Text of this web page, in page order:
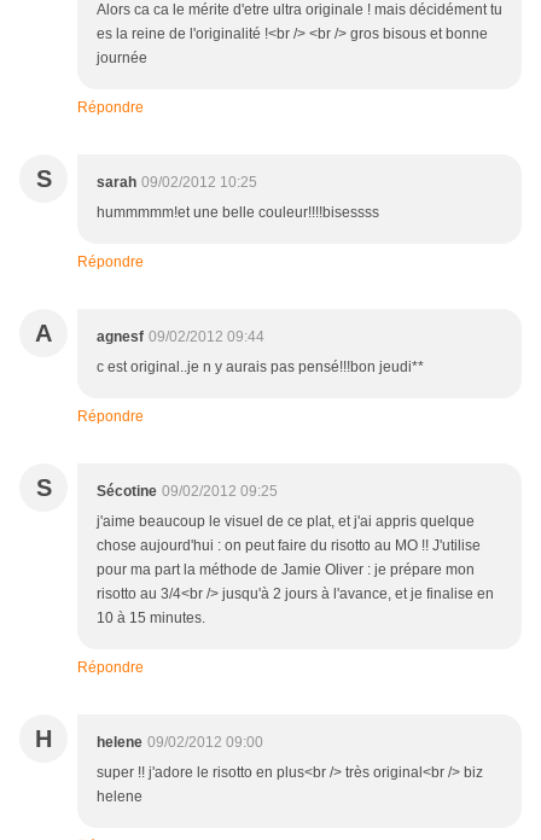
Alors ca ca le mérite d'etre ultra originale ! mais décidément tu
es la reine de l'originalité !<br /> <br /> gros bisous et bonne
journée
Répondre
S sarah 09/02/2012 10:25
hummmmm!et une belle couleur!!!!bisessss
Répondre
A agnesf 09/02/2012 09:44
c est original..je n y aurais pas pensé!!!bon jeudi**
Répondre
S Sécotine 09/02/2012 09:25
j'aime beaucoup le visuel de ce plat, et j'ai appris quelque
chose aujourd'hui : on peut faire du risotto au MO !! J'utilise
pour ma part la méthode de Jamie Oliver : je prépare mon
risotto au 3/4<br /> jusqu'à 2 jours à l'avance, et je finalise en
10 à 15 minutes.
Répondre
H helene 09/02/2012 09:00
super !! j'adore le risotto en plus<br /> très original<br /> biz
helene